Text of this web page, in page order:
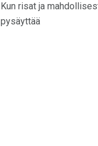
Kun risat ja
pysäyttää